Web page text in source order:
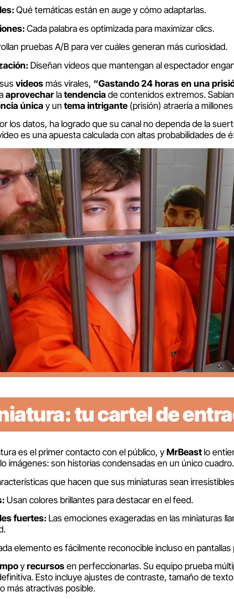
Qué temáticas están en auge y cómo adaptarlas.
Cada palabra es optimizada para maximizar clics.
pruebas A/B para ver cuáles generan más curiosidad.
Diseñan videos que mantengan al espectador
videos más virales, “Gastando 24 horas en una
aprovechar latendenciade contenidos extremos.
únicay un tema intrigante (prisión) atraería a
los datos, ha logrado que su canal no dependa de la
es una apuesta calculada con altas probabilidades de
tu cartel de
es el primer contacto con el público, yMrBeast lo
imágenes: son historias condensadas en un único cuadro.
que hacen que sus miniaturas sean
Usan colores brillantes para destacar en el feed.
fuertes: Las emociones exageradas en las miniaturas
elemento es fácilmente reconocible incluso en pantallas
yrecursosen perfeccionarlas. Su equipo prueba
Esto incluye ajustes de contraste, tamaño de
más atractivas posible.